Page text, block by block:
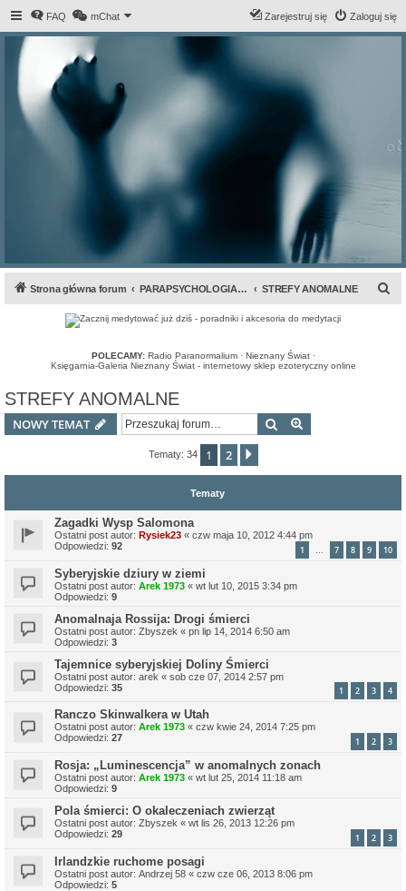
FAQ mChat Zaloguj się
Zarejestruj się
Strona główna forum PARAPSYCHOLOGIA & ANOMALIA STREFY ANOMALNE
POLECAMY: Radio Paranormalium· Nieznany Świat·
Księgarnia-Galeria Nieznany Świat - internetowy sklep ezoteryczny online
STREFY ANOMALNE
NOWY TEMAT Szukaj
Tematy: 34 1 2
Tematy
Zagadki Wysp Salomona
Ostatni post autor: Rysiek23 « czw maja 10, 2012 4:44 pm
Odpowiedzi: 92 1 … 7 8 9 10
Syberyjskie dziury w ziemi
Ostatni post autor: Arek 1973 « wt lut 10, 2015 3:34 pm
Odpowiedzi: 9
Anomalnaja Rossija: Drogi śmierci
Ostatni post autor: Zbyszek « pn lip 14, 2014 6:50 am
Odpowiedzi: 3
Tajemnice syberyjskiej Doliny Śmierci
Ostatni post autor: arek « sob cze 07, 2014 2:57 pm
Odpowiedzi: 35 1 2 3 4
Ranczo Skinwalkera w Utah
Ostatni post autor: Arek 1973 « czw kwie 24, 2014 7:25 pm
Odpowiedzi: 27 1 2 3
Rosja: „Luminescencja” w anomalnych zonach
Ostatni post autor: Arek 1973 « wt lut 25, 2014 11:18 am
Odpowiedzi: 9
Pola śmierci: O okaleczeniach zwierząt
Ostatni post autor: Zbyszek « wt lis 26, 2013 12:26 pm
Odpowiedzi: 29 1 2 3
Irlandzkie ruchome posagi
Ostatni post autor: Andrzej 58 « czw cze 06, 2013 8:06 pm
Odpowiedzi: 5